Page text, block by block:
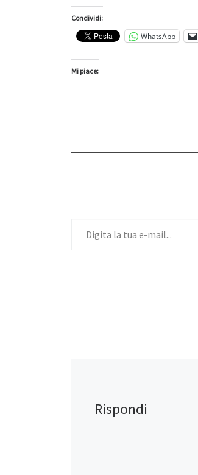
Condividi:
WhatsApp
Mi piace:
Rispondi